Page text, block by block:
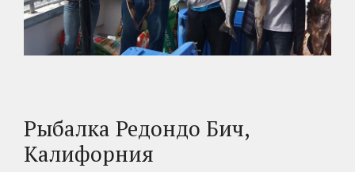
Рыбалка Редондо Бич,
Калифорния